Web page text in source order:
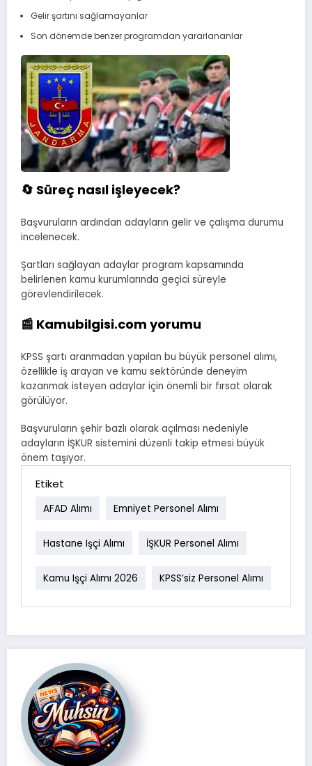
Gelir şartını sağlamayanlar
Son dönemde benzer programdan yararlananlar
🔄 Süreç nasıl işleyecek?
Başvuruların ardından adayların gelir ve çalışma durumu
incelenecek.
Şartları sağlayan adaylar program kapsamında
belirlenen kamu kurumlarında geçici süreyle
görevlendirilecek.
📰 Kamubilgisi.com yorumu
KPSS şartı aranmadan yapılan bu büyük personel alımı,
özellikle iş arayan ve kamu sektöründe deneyim
kazanmak isteyen adaylar için önemli bir fırsat olarak
görülüyor.
Başvuruların şehir bazlı olarak açılması nedeniyle
adayların İŞKUR sistemini düzenli takip etmesi büyük
önem taşıyor.
Etiket
AFAD Alımı Emniyet Personel Alımı
Hastane Işçi Alımı İŞKUR Personel Alımı
Kamu Işçi Alımı 2026 KPSS’siz Personel Alımı